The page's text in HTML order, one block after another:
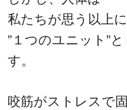
私たちが思う以上
”１つのユニット”
す。
咬筋がストレスで